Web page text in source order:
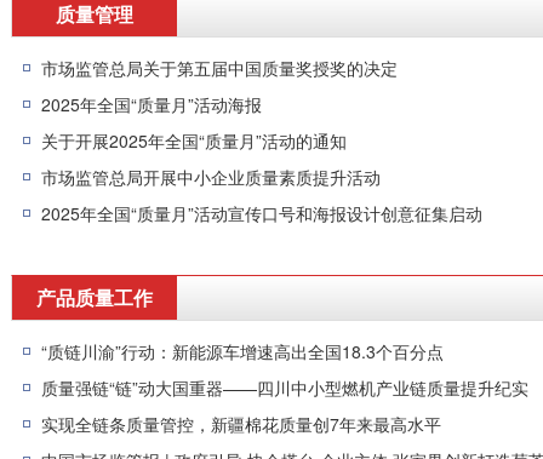
质量管理
市场监管总局关于第五届中国质量奖授奖的决定
2025年全国“质量月”活动海报
关于开展2025年全国“质量月”活动的通知
市场监管总局开展中小企业质量素质提升活动
2025年全国“质量月”活动宣传口号和海报设计创意征集启动
产品质量工作
“质链川渝”行动：新能源车增速高出全国18.3个百分点
质量强链“链”动大国重器——四川中小型燃机产业链质量提升纪实
实现全链条质量管控，新疆棉花质量创7年来最高水平